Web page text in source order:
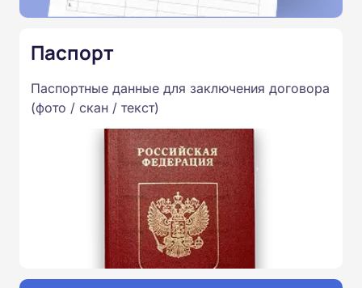
Паспорт
Паспортные данные для заключения договора
(фото / скан / текст)